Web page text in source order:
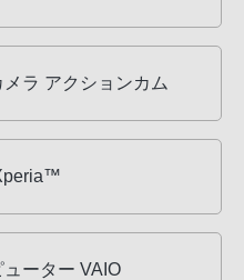
ラ アクションカム
ーター VAIO